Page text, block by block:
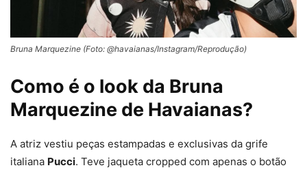
Bruna Marquezine (Foto: @havaianas/Instagram/Reprodução)
Como é o look da Bruna
Marquezine de Havaianas?
A atriz vestiu peças estampadas e exclusivas da grife
italiana Pucci. Teve jaqueta cropped com apenas o botão